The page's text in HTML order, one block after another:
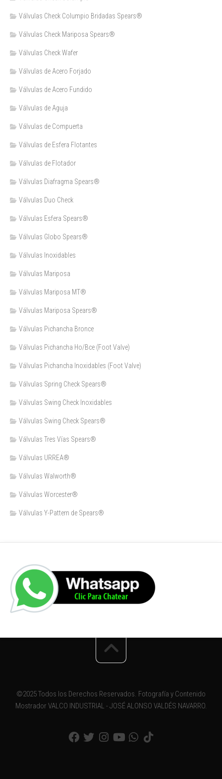
Válvulas Check Columpio Bridadas Spears®
Válvulas Check Mariposa Spears®
Válvulas Check Wafer
Válvulas de Acero Forjado
Válvulas de Acero Fundido
Válvulas de Aguja
Válvulas de Compuerta
Válvulas de Esfera Flotantes
Válvulas de Flotador
Válvulas Diafragma Spears®️
Válvulas Duo Check
Válvulas Esfera Spears®
Válvulas Globo Spears®
Válvulas Inoxidables
Válvulas Mariposa
Válvulas Mariposa MT®
Válvulas Mariposa Spears®
Válvulas Pichancha Bronce
Válvulas Pichancha Ho/Bce (Foot Valve)
Válvulas Pichancha Inoxidables (Foot Valve)
Válvulas Spring Check Spears®
Válvulas Swing Check Inoxidables
Válvulas Swing Check Spears®
Válvulas Tres Vías Spears®
Válvulas URREA®
Válvulas Walworth®
Válvulas Worcester®
Válvulas Y-Pattern de Spears®️
©2025 Todos los Derechos Reservados. Fotografía y Contenido
Mostrador VALCO INDUSTRIAL - JOSÉ ALONSO VALDÉS NAVARRO.